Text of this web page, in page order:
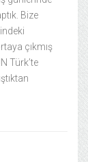
Bize
çıkmış
Türk’te